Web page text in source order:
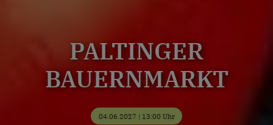
PALTINGER
BAUERNMARKT
04.06.2027 | 13:00 Uhr